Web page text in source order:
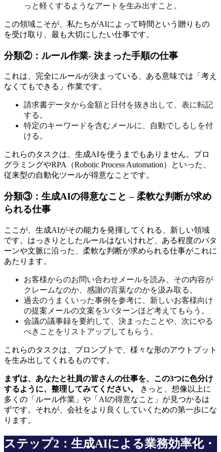
っと軽くするようなアートを生み出すこと。
この領域こそが、私たちがAIによって時間という贈りもの
を受け取り、最も大切にしたい仕事です。
分類②：ルール作業- 決まった手順の仕事
これは、完全にルールが決まっている、ある意味では「考え
なくてもできる」作業です。
請求書データから金額と日付を抜き出して、表に転記
する。
特定のキーワードを含むメールに、自動でしるしを付
ける。
これらのタスクは、生成AIを使うまでもありません。プロ
グラミングやRPA（Robotic Process Automation）といった、
従来型の自動化ツールが得意なことです。
分類③：生成AIの得意なこと – 柔軟な判断が求め
られる仕事
ここが、生成AIがその能力を発揮してくれる、新しい領域
です。はっきりとしたルールはないけれど、ある程度のパタ
ーンや文脈に沿った、柔軟な判断が求められる仕事がこれに
あたります。
お客様からのお問い合わせメールを読み、その内容が
クレームなのか、感謝の言葉なのかを汲み取る。
過去のうまくいった事例を参考に、新しいお客様向け
の提案メールの文案を3パターンほど考えてもらう。
会議の議事録を要約して、決まったことや、次にやる
べきことをリストアップしてもらう。
これらのタスクは、プロンプトで、様々な形のアウトプット
を生み出してくれるものです。
まずは、あなたと社員の皆さんの仕事を、この3つに色分け
するように、整理してみてください。
きっと、想像以上に
多くの「ルール作業」や「AIの得意なこと」が見つかるは
ずです。それが、会社をより良くしていくための第一歩にな
ります。
ステップ2：生成AIによる業務効率化・